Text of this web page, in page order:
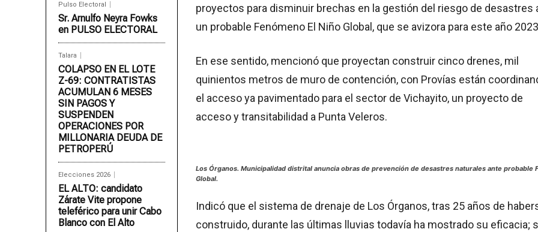
Pulso Electoral
Sr. Arnulfo Neyra Fowks
en PULSO ELECTORAL
Talara
COLAPSO EN EL LOTE
Z-69: CONTRATISTAS
ACUMULAN 6 MESES
SIN PAGOS Y
SUSPENDEN
OPERACIONES POR
MILLONARIA DEUDA DE
PETROPERÚ
Elecciones 2026
EL ALTO: candidato
Zárate Vite propone
teleférico para unir Cabo
Blanco con El Alto
proyectos para disminuir brechas en la gestión del riesgo de desastres
un probable Fenómeno El Niño Global, que se avizora para este año
En ese sentido, mencionó que proyectan construir cinco drenes, mil
quinientos metros de muro de contención, con Provías están
el acceso ya pavimentado para el sector de Vichayito, un proyecto de
acceso y transitabilidad a Punta Veleros.
Los Órganos. Municipalidad distrital anuncia obras de prevención de desastres naturales ante probable
Global.
Indicó que el sistema de drenaje de Los Órganos, tras 25 años de
construido, durante las últimas lluvias todavía ha mostrado su eficacia;